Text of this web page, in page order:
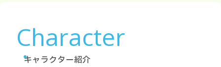
Character
キャラクター紹介